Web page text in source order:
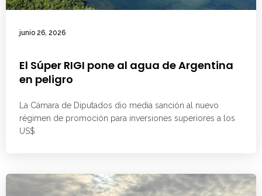
junio 26, 2026
El Súper RIGI pone al agua de Argentina
en peligro
La Cámara de Diputados dio media sanción al nuevo
régimen de promoción para inversiones superiores a los
US$